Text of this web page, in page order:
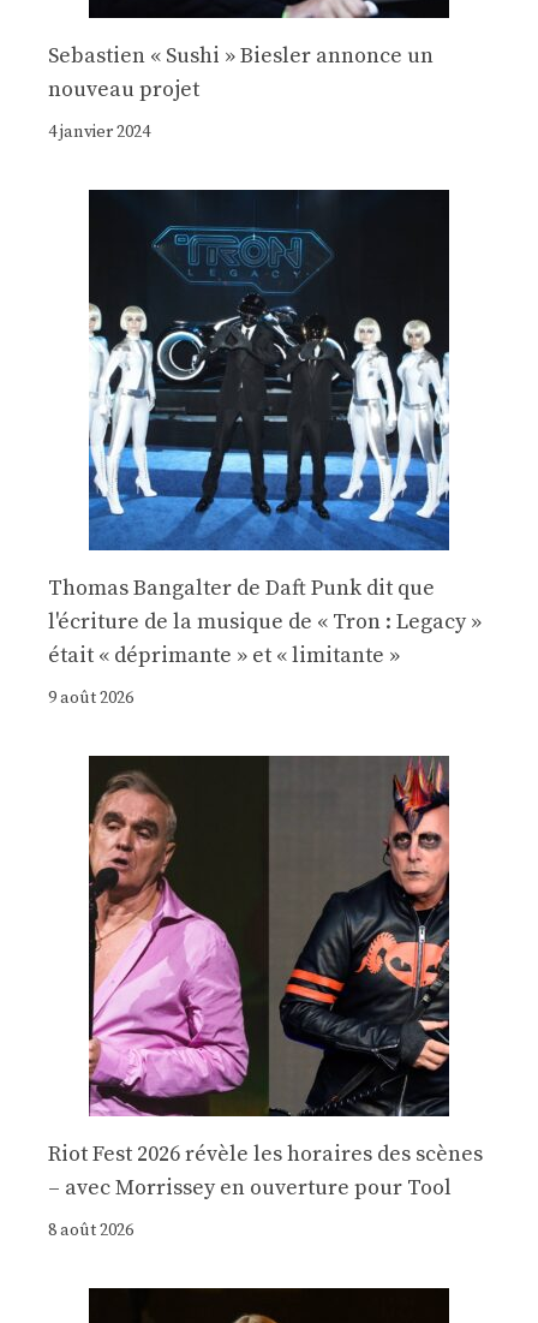
Sebastien « Sushi » Biesler annonce un
nouveau projet
4 janvier 2024
Thomas Bangalter de Daft Punk dit que
l'écriture de la musique de « Tron : Legacy »
était « déprimante » et « limitante »
9 août 2026
Riot Fest 2026 révèle les horaires des scènes
– avec Morrissey en ouverture pour Tool
8 août 2026